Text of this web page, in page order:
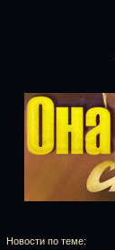
Новости по теме: